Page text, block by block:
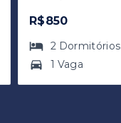
R$850
2 Dormitórios
1 Vaga